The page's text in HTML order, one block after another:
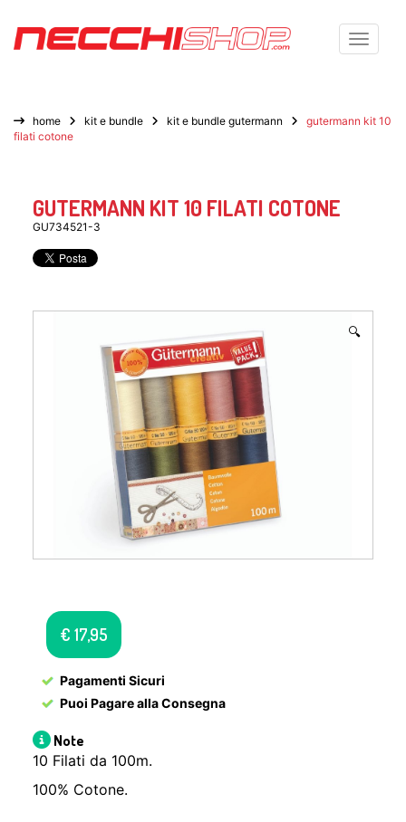
Toggle
home kit e bundle kit e bundle gutermann
gutermann kit 10
filati cotone
GUTERMANN KIT 10 FILATI COTONE
GU734521-3
🔍
€ 17,95
Pagamenti Sicuri
Puoi Pagare alla Consegna
Note
10 Filati da 100m.
100% Cotone.